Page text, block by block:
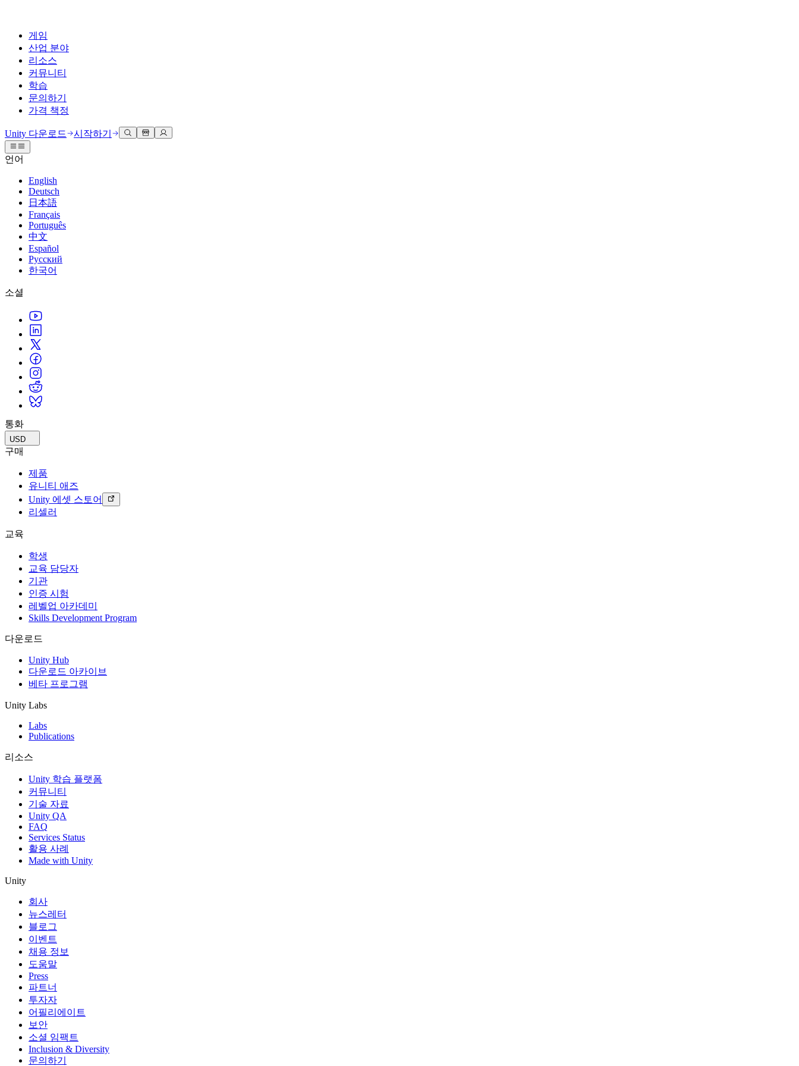
게임
산업 분야
리소스
커뮤니티
학습
문의하기
가격 책정
Unity 엔진
모든 플랫폼 위한 2D 및 3D 게임 제작
협업
팀과 함께 신속한 협업과 반복 작업을 수행하세요.
Unity 다운로드
플랜 및 가격
배포
Unity가 지원하는 25개 이상의 플랫폼을 살펴보세요.
LiveOps
출시 후 인사이트를 확인하고 라이브 게임을 운영하세요.
성장
사용자 확보
모바일 사용자를 검색하고 Acquire
매장 및 D2C 전반에 걸쳐 IAP 관리하세요.
수익화
Unity로 광고하세요
활용 부문
모바일 게임
Unity로 모바일 히트작을 제작하고 성장시키세요.
인디 게임
소규모 팀으로 대작 게임을 출시하세요.
XR 게임
여러 플랫폼에서 XR 게임을 출시하세요.
멀티플레이어 게임
멀티플레이어 게임 개발을 간소화하세요.
3D 협업
실시간 3D 프로젝트 빌드 및 검토
몰입형 교육
몰입도 높은 환경 제작
고객 경험
인터랙티브 3D 경험 제작
산업 분야
운영 우수성 확보
리테일
상점 경험을 온라인 경험으로 전환
자동차
혁신을 가속화하고 차량 내 경험을 향상시키세요.
모든 산업 보기
기술 자료
공식 유저. '광고 지면'의 타겟 고객 매뉴얼 및 API 레퍼런스
개발자 툴
릴리스 버전 및 이슈 트래커
로드맵
예정된 기능 검토
기술 용어 라이브러리
활용 사례
실제 성공 사례
베스트 프랙티스 가이드
전문가 팁
데모
데모, 샘플 및 빌딩 블록
모든 리소스
새로운 기능
블로그
업데이트, 정보, 기술 팁
뉴스
토론
토론, 문제 해결, 소통
이벤트
글로벌 이벤트 및 현지 이벤트
커뮤니티 사례
Made with Unity
Unity 크리에이터 소개
Livestreams
Unity Awards
전 세계 Unity 크리에이터 축하
Unity Learn
무료로 Unity 기술 마스터
전문 교육
Unity 강사와 함께 팀의 역량을 강화하세요
Unity 처음 사용하시나요
시작하기
학습 시작하기
Unity 사용이 처음이신가요? 여정 시작하기
사용법 가이드
실용적인 팁 및 베스트 프랙티스
교육
학생용
커리어 시작하기
교육 효율 극대화
교육 라이선스
자격증
Unity 숙련도를 입증하세요
도움 받기
성공을 위한 Unity
Success 플랜
전문가 지원을 통해 더 빠르게 목표 도달률 달성
일반적인 질문에 대한 답변
문의하기
Unity 다운로드 시작하기
언어
English
Deutsch
日本語
Français
Português
中文
Español
Русский
한국어
소셜
통화
USD
구매
제품
유니티 애즈
Unity 에셋 스토어
리셀러
교육
학생
교육 담당자
기관
인증 시험
레벨업 아카데미
Skills Development Program
다운로드
Unity Hub
다운로드 아카이브
베타 프로그램
Unity Labs
Labs
Publications
리소스
Unity 학습 플랫폼
커뮤니티
기술 자료
Unity QA
FAQ
Services Status
활용 사례
Made with Unity
Unity
회사
뉴스레터
블로그
이벤트
채용 정보
도움말
Press
파트너
투자자
어필리에이트
보안
소셜 임팩트
Inclusion & Diversity
문의하기